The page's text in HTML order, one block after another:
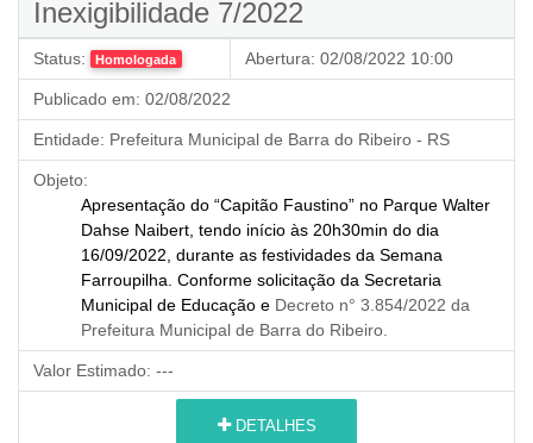
Inexigibilidade 7/2022
Status: Homologada Abertura: 02/08/2022 10:00
Publicado em: 02/08/2022
Entidade: Prefeitura Municipal de Barra do Ribeiro - RS
Objeto:
Apresentação do “Capitão Faustino” no Parque Walter
Dahse Naibert, tendo início às 20h30min do dia
16/09/2022, durante as festividades da Semana
Farroupilha. Conforme solicitação da Secretaria
Municipal de Educação e Decreto n° 3.854/2022 da
Prefeitura Municipal de Barra do Ribeiro.
Valor Estimado: ---
DETALHES